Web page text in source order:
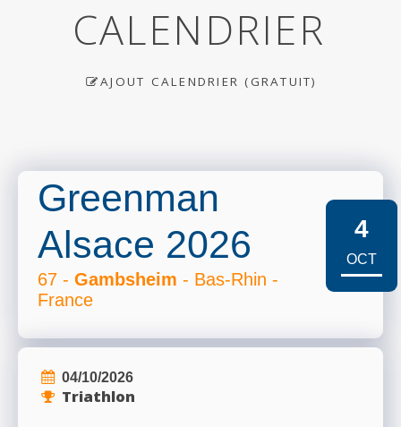
CALENDRIER
AJOUT CALENDRIER (GRATUIT)
Greenman
Alsace 2026
67 - Gambsheim - Bas-Rhin -
France
4
OCT
04/10/2026
Triathlon